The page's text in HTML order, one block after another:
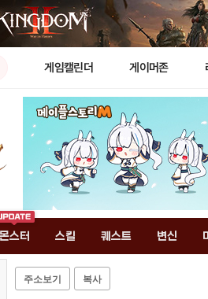
게임캘린더 게이머존
몬스터 스킬 퀘스트 변신
주소보기 복사